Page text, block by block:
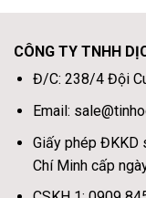
CÔNG TY TNHH
Đ/C: 238/4 Đội
Email:
Giấy phép ĐKKD
Chí Minh cấp